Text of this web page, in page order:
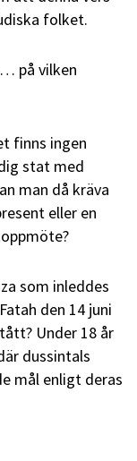
folket.
på vilken
finns ingen
stat med
man då kräva
eller en
som inleddes
den 14 juni
Under 18 år
dussintals
mål enligt deras